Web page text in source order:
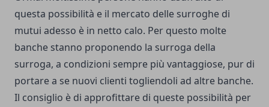
questa possibilità e il mercato delle surroghe di
mutui adesso è in netto calo. Per questo molte
banche stanno proponendo la surroga della
surroga, a condizioni sempre più vantaggiose, pur di
portare a se nuovi clienti togliendoli ad altre banche.
Il consiglio è di approfittare di queste possibilità per